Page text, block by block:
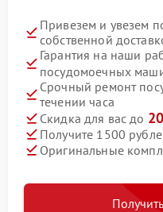
Привезем и увезем
собственной
Гарантия на наши
посудомоечных
Срочный ремонт
течении часа
Скидка для вас до
Получите 1500
Оригинальные